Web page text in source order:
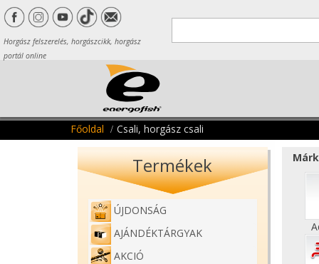
Horgász felszerelés, horgászcikk, horgász
portál online
Főoldal Csali, horgász csali
Termékek
ÚJDONSÁG
AJÁNDÉKTÁRGYAK
AKCIÓ